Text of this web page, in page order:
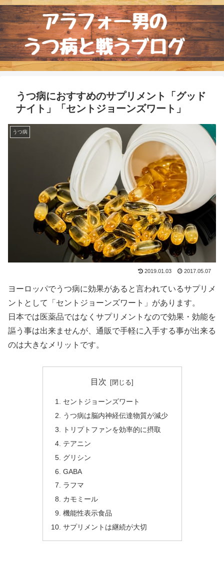
うつ病におすすめのサプリメント「グッド
ナイト」「セントジョーンズワート」
うつ病
2019.01.03 2017.05.07
ヨーロッパでうつ病に効果があると言われているサプリメ
ントとして「セントジョーンズワート」があります。
日本では医薬品ではなくサプリメントなので効果・効能を
謳う事は出来ませんが、通販で手軽に入手する事が出来る
のは大きなメリットです。
目次
セントジョーンズワート
うつ病は脳内神経伝達物質が減少
トリプトファンを効率的に摂取
テアニン
グリシン
GABA
ラフマ
カモミール
機能性表示食品
サプリメントは継続が大切